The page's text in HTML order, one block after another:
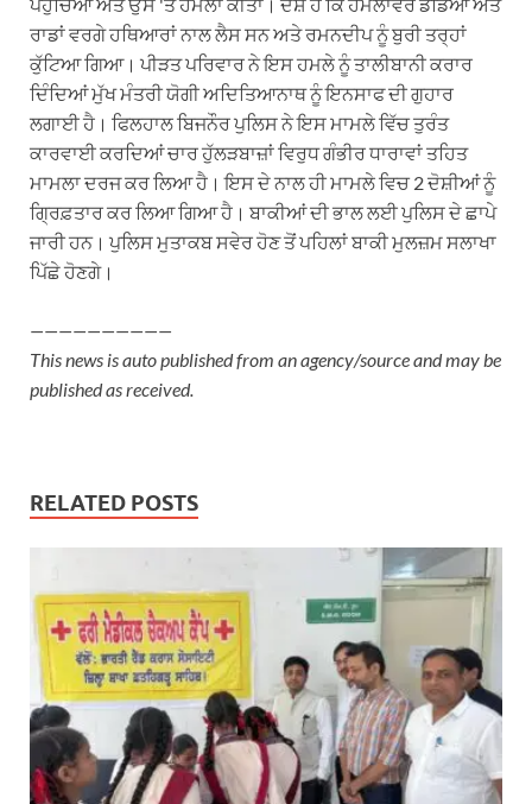
ਰਾਡਾਂ ਵਰਗੇ ਹਥਿਆਰਾਂ ਨਾਲ ਲੈਸ ਸਨ ਅਤੇ ਰਮਨਦੀਪ ਨੂੰ ਬੁਰੀ ਤਰ੍ਹਾਂ
ਕੁੱਟਿਆ ਗਿਆ। ਪੀੜਤ ਪਰਿਵਾਰ ਨੇ ਇਸ ਹਮਲੇ ਨੂੰ ਤਾਲੀਬਾਨੀ ਕਰਾਰ
ਦਿੰਦਿਆਂ ਮੁੱਖ ਮੰਤਰੀ ਯੋਗੀ ਅਦਿਤਿਆਨਾਥ ਨੂੰ ਇਨਸਾਫ ਦੀ ਗੁਹਾਰ
ਲਗਾਈ ਹੈ। ਫਿਲਹਾਲ ਬਿਜਨੌਰ ਪੁਲਿਸ ਨੇ ਇਸ ਮਾਮਲੇ ਵਿੱਚ ਤੁਰੰਤ
ਕਾਰਵਾਈ ਕਰਦਿਆਂ ਚਾਰ ਹੁੱਲੜਬਾਜ਼ਾਂ ਵਿਰੁਧ ਗੰਭੀਰ ਧਾਰਾਵਾਂ ਤਹਿਤ
ਮਾਮਲਾ ਦਰਜ ਕਰ ਲਿਆ ਹੈ। ਇਸ ਦੇ ਨਾਲ ਹੀ ਮਾਮਲੇ ਵਿਚ 2 ਦੋਸ਼ੀਆਂ ਨੂੰ
ਗ੍ਰਿਫ਼ਤਾਰ ਕਰ ਲਿਆ ਗਿਆ ਹੈ। ਬਾਕੀਆਂ ਦੀ ਭਾਲ ਲਈ ਪੁਲਿਸ ਦੇ ਛਾਪੇ
ਜਾਰੀ ਹਨ। ਪੁਲਿਸ ਮੁਤਾਕਬ ਸਵੇਰ ਹੋਣ ਤੋਂ ਪਹਿਲਾਂ ਬਾਕੀ ਮੁਲਜ਼ਮ ਸਲਾਖਾ
ਪਿੱਛੇ ਹੋਣਗੇ।
——————————
This news is auto published from an agency/source and may be
published as received.
RELATED POSTS